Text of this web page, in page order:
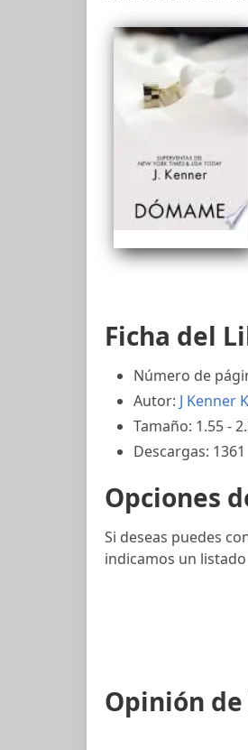
Ficha del
Número de
Autor: J Kenner
Tamaño: 1.55 -
Descargas: 1361
Opciones
Si deseas puedes
indicamos un
Opinión